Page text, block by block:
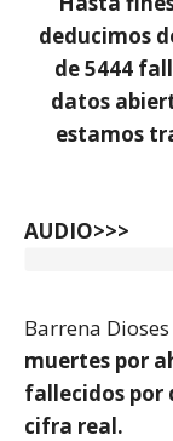
deducimos
de 5444
datos
estamos
AUDIO>>>
Barrena
muertes por
fallecidos por
cifra real.